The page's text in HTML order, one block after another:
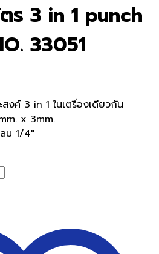
ตร 3 in 1 punch
33051
สงค์ 3 in 1 ในเตรื่องเดียวกัน
x 3mm.
ม 1/4″